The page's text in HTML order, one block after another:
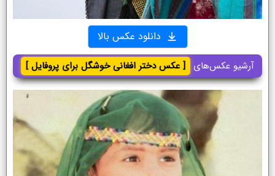
دانلود عکس بالا
آرشیو عکس‌های [ عکس دختر افغانی خوشگل برای پروفایل ]